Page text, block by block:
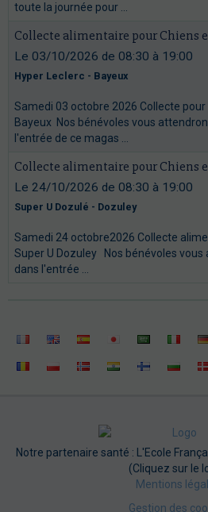
toute la journée pour ...
Collecte alimentaire pour Chiens
Le 03/10/2026 de 08:30 à 19:00
Hyper Leclerc - Bayeux
Samedi 03 octobre 2026 Collecte
Bayeux Nos bénévoles vous
l'entrée de ce magas ...
Collecte alimentaire pour Chiens
Le 24/10/2026 de 08:30 à 19:00
Super U Dozulé - Dozuley
Samedi 24 octobre2026 Collecte
Super U Dozuley Nos bénévoles
dans l'entrée ...
Notre partenaire santé : L'Ecole
(Cliquez sur le
Mentions
Gestion des